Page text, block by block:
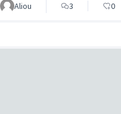
Aliou
3 0